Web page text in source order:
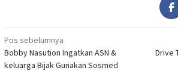
Navigasi
pos
Pos sebelumnya
Bobby Nasution Ingatkan ASN &
keluarga Bijak Gunakan Sosmed
Drive